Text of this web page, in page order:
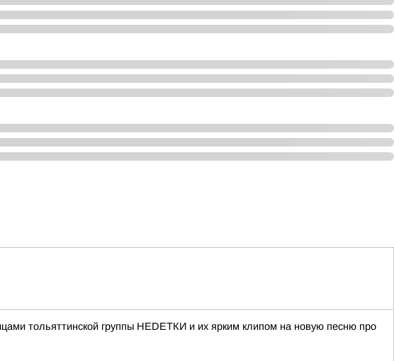
тольяттинской группы НЕDЕТКИ и их ярким клипом на новую песню про